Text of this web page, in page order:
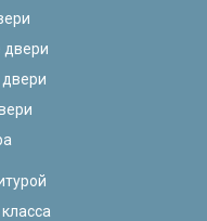
двери